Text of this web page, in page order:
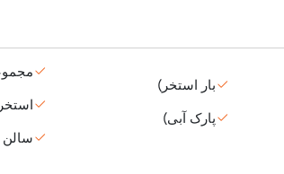
بار استخر)
پارک آبی)
سالن